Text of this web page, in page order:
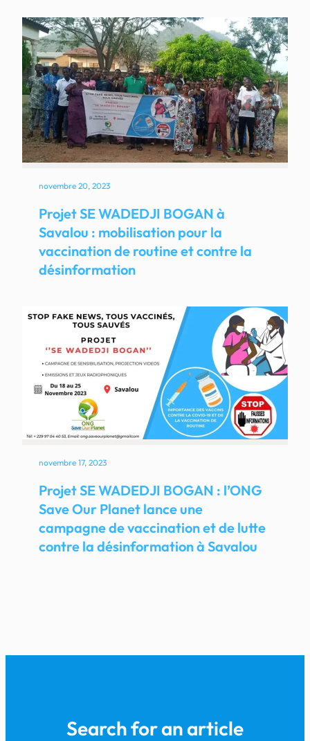
novembre 20, 2023
Projet SE WADEDJI BOGAN à
Savalou : mobilisation pour la
vaccination de routine et contre la
désinformation
novembre 17, 2023
Projet SE WADEDJI BOGAN : l’ONG
Save Our Planet lance une
campagne de vaccination et de lutte
contre la désinformation à Savalou
Search for an article